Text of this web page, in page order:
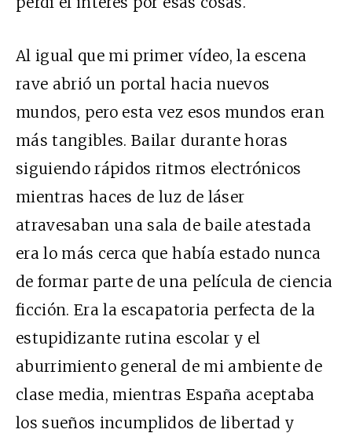
Al igual que mi primer vídeo, la escena
rave abrió un portal hacia nuevos
mundos, pero esta vez esos mundos eran
más tangibles. Bailar durante horas
siguiendo rápidos ritmos electrónicos
mientras haces de luz de láser
atravesaban una sala de baile atestada
era lo más cerca que había estado nunca
de formar parte de una película de ciencia
ficción. Era la escapatoria perfecta de la
estupidizante rutina escolar y el
aburrimiento general de mi ambiente de
clase media, mientras España aceptaba
los sueños incumplidos de libertad y